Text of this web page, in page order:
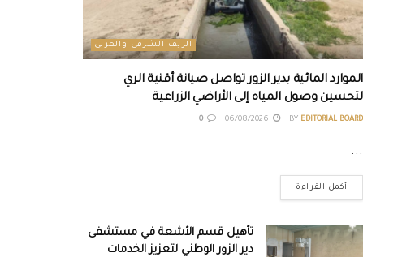
الريف الشرقي والغربي
الموارد المائية بدير الزور تواصل صيانة أقنية الري
لتحسين وصول المياه إلى الأراضي الزراعية
BY EDITORIAL BOARD
0
...
أكمل القراءة
تأهيل قسم الأشعة في مستشفى
دير الزور الوطني لتعزيز الخدمات